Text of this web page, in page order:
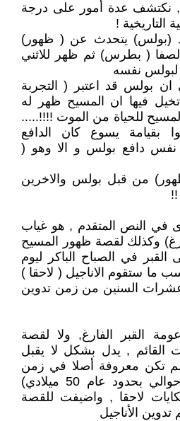
, نكتشف عدة أمور على درجة
التاريخية !
(بولس) يتحدث عن ( ظهور)
( بطرس) ثم ظهر للاثني
نفسه
بولس قد اعتبر ( التجربة
تخيل فيها ان المسيح ظهر له
للحياة من الموت !!!!.....
بقيامة يسوع كان الدافع
نفس دافع بولس و الا وهو (
من قبل بولس والاخرين
في النص المتقدم , هو غياب
وكذلك لقصة ظهور المسيح
القبر في الصباح الباكر ليوم
ما ستقوم الاناجيل ( لاحقا )
السنين من زمن تدوين
القبر الفارغ, ولا لقصة
القائم , يدل بشكل لا يقبل
تكن معروفة أصلا في زمن
تدوين بولس لرسالته ( حوالي بحدود عام 50 ميلادي)
لاحقا , واضيفت للقصة
تدوين الأناجيل